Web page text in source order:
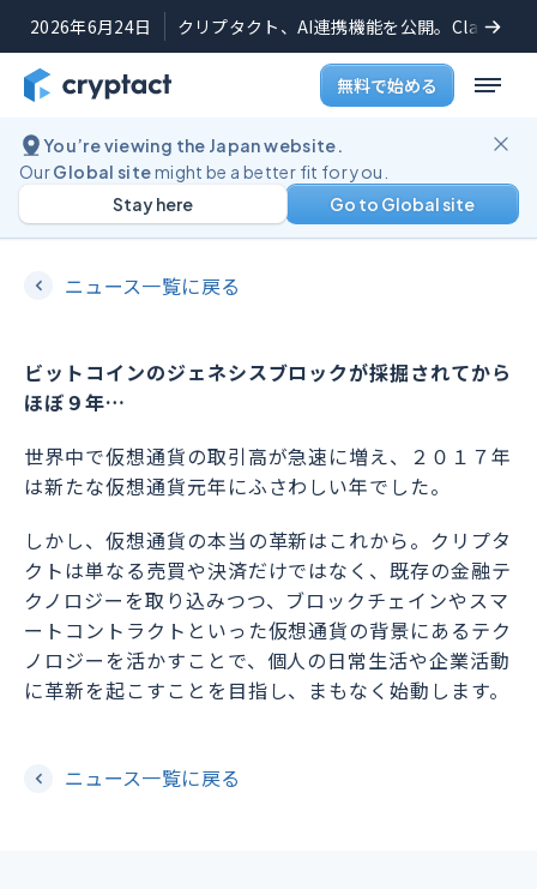
2026年6月24日 クリプタクト、AI連携機能を公開。Claude
無料で始める
You’re viewing the Japan website.
OurGlobal sitemight be a better fit for you.
Go to Global site
Stay here
ニュース
クリプタクト始動
ニュース一覧に戻る
ビットコインのジェネシスブロックが採掘されてから
ほぼ９年…
世界中で仮想通貨の取引高が急速に増え、２０１７年
は新たな仮想通貨元年にふさわしい年でした。
しかし、仮想通貨の本当の革新はこれから。クリプタ
クトは単なる売買や決済だけではなく、既存の金融テ
クノロジーを取り込みつつ、ブロックチェインやスマ
ートコントラクトといった仮想通貨の背景にあるテク
ノロジーを活かすことで、個人の日常生活や企業活動
に革新を起こすことを目指し、まもなく始動します。
ニュース一覧に戻る